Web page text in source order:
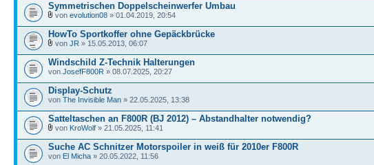
Symmetrischen Doppelscheinwerfer Umbau
von evolution08 » 01.04.2019, 20:54
HowTo Sportkoffer ohne Gepäckbrücke
von JR » 15.05.2013, 06:07
Windschild Z-Technik Halterungen
von JosefF800R » 08.07.2025, 20:27
Display-Schutz
von The Invisible Man » 22.05.2025, 13:38
Satteltaschen an F800R (BJ 2012) – Abstandhalter notwendig?
von KroWolf » 21.05.2025, 11:41
Suche AC Schnitzer Motorspoiler in weiß für 2010er F800R
von El Micha » 20.05.2022, 11:56